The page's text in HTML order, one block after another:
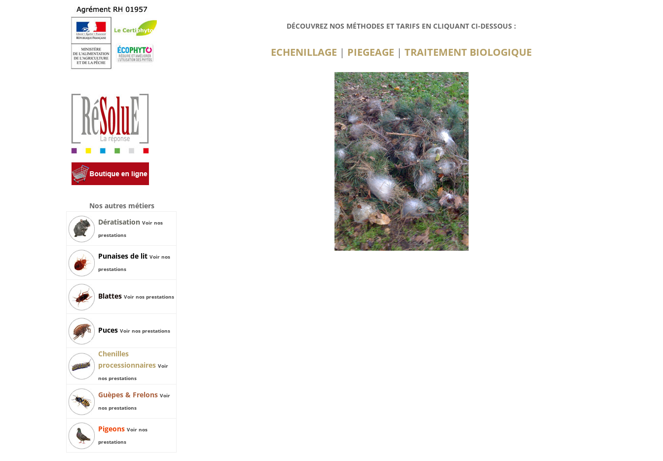
Nos autres métiers
Dératisation Voir nos
prestations
Punaises de lit Voir nos
prestations
Blattes Voir nos prestations
Puces Voir nos prestations
Chenilles
processionnaires Voir
nos prestations
Guèpes & Frelons Voir
nos prestations
Pigeons Voir nos
prestations
DÉCOUVREZ NOS MÉTHODES ET TARIFS EN CLIQUANT CI-DESSOUS :
ECHENILLAGE | PIEGEAGE |TRAITEMENT BIOLOGIQUE